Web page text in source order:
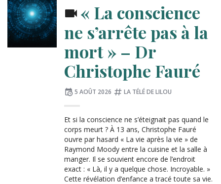
« La conscience
ne s’arrête pas à la
mort » – Dr
Christophe Fauré
Publié
5 AOÛT 2026
Tagué
LA TÉLÉ DE LILOU
Et si la conscience ne s’éteignait pas quand le
corps meurt ? À 13 ans, Christophe Fauré
ouvre par hasard « La vie après la vie » de
Raymond Moody entre la cuisine et la salle à
manger. Il se souvient encore de l’endroit
exact : « Là, il y a quelque chose. Incroyable. »
Cette révélation d’enfance a tracé toute sa vie.